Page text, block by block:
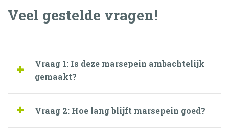
Veel gestelde vragen!
Vraag 1: Is deze marsepein ambachtelijk
gemaakt?
Vraag 2: Hoe lang blijft marsepein goed?